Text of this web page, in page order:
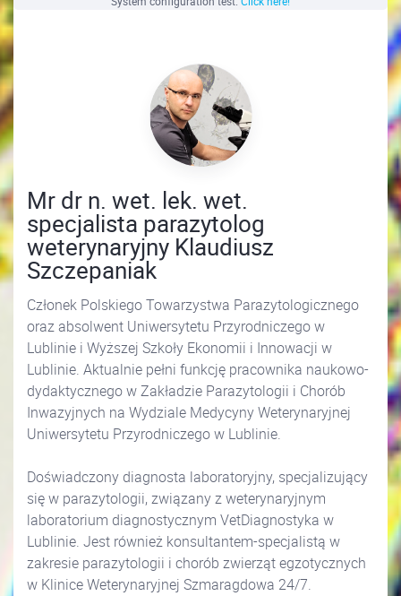
Mr dr n. wet. lek. wet.
specjalista parazytolog
weterynaryjny Klaudiusz
Szczepaniak
Członek Polskiego Towarzystwa Parazytologicznego
oraz absolwent Uniwersytetu Przyrodniczego w
Lublinie i Wyższej Szkoły Ekonomii i Innowacji w
Lublinie. Aktualnie pełni funkcję pracownika naukowo-
dydaktycznego w Zakładzie Parazytologii i Chorób
Inwazyjnych na Wydziale Medycyny Weterynaryjnej
Uniwersytetu Przyrodniczego w Lublinie.
Doświadczony diagnosta laboratoryjny, specjalizujący
się w parazytologii, związany z weterynaryjnym
laboratorium diagnostycznym VetDiagnostyka w
Lublinie. Jest również konsultantem-specjalistą w
zakresie parazytologii i chorób zwierząt egzotycznych
w Klinice Weterynaryjnej Szmaragdowa 24/7.